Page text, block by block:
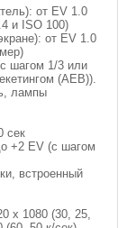
от EV 1.0
и ISO 100)
от EV 1.0
шагом 1/3 или
(AEB)).
лампы
сек
+2 EV (с шагом
встроенный
x 1080 (30, 25,